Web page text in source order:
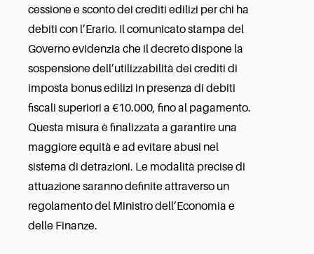
cessione e sconto dei crediti edilizi per chi ha
debiti con l’Erario. Il comunicato stampa del
Governo evidenzia che il decreto dispone la
sospensione dell’utilizzabilità dei crediti di
imposta bonus edilizi in presenza di debiti
fiscali superiori a €10.000, fino al pagamento.
Questa misura è finalizzata a garantire una
maggiore equità e ad evitare abusi nel
sistema di detrazioni. Le modalità precise di
attuazione saranno definite attraverso un
regolamento del Ministro dell’Economia e
delle Finanze.